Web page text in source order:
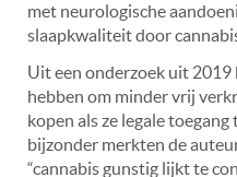
met neurologische
slaapkwaliteit door
Uit een onderzoek uit 2019
hebben om minder vrij
kopen als ze legale
bijzonder merkten de
“cannabis gunstig lijkt te